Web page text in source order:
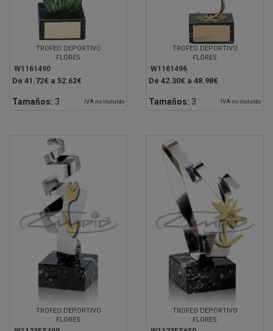
TROFEO DEPORTIVO
FLORES
W1161490
De 41.72€ a 52.62€
Tamaños: 3 IVA no incluido
TROFEO DEPORTIVO
FLORES
W1161496
De 42.30€ a 48.98€
Tamaños: 3 IVA no incluido
TROFEO DEPORTIVO
FLORES
TROFEO DEPORTIVO
FLORES